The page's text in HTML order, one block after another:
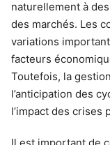
naturellement à
des marchés. Les
variations
facteurs
Toutefois, la
l’anticipation des
l’impact des crises